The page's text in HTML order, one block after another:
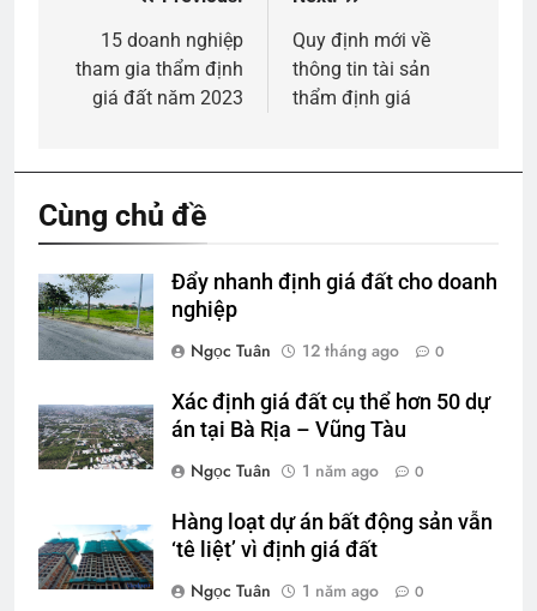
hướng
bài
15 doanh nghiệp
tham gia thẩm định
giá đất năm 2023
Quy định mới về
thông tin tài sản
thẩm định giá
Cùng chủ đề
Đẩy nhanh định giá đất cho doanh
nghiệp
Ngọc Tuân
12 tháng ago 0
Xác định giá đất cụ thể hơn 50 dự
án tại Bà Rịa – Vũng Tàu
Ngọc Tuân
1 năm ago 0
Hàng loạt dự án bất động sản vẫn
‘tê liệt’ vì định giá đất
Ngọc Tuân
1 năm ago 0